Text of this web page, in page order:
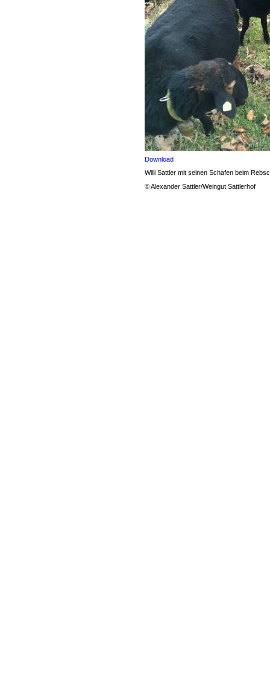
Download
Willi Sattler mit seinen Schafen beim
© Alexander Sattler/Weingut Sattlerhof